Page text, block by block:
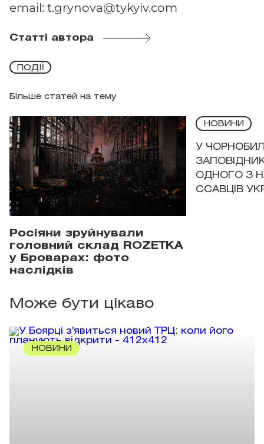
email: t.grynova@tykyiv.com
Статті автора
Більше статей на тему
ПОДІЇ
Росіяни зруйнували
головний склад ROZETKA
у Броварах: фото
наслідків
НОВИНИ
У
ОДНОГО З
ССАВЦІВ
Може бути цікаво
НОВИНИ